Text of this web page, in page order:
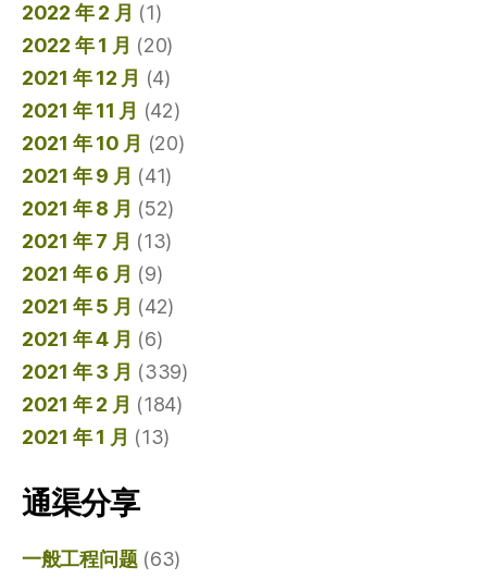
2022 年 2 月 (1)
2022 年 1 月 (20)
2021 年 12 月 (4)
2021 年 11 月 (42)
2021 年 10 月 (20)
2021 年 9 月 (41)
2021 年 8 月 (52)
2021 年 7 月 (13)
2021 年 6 月 (9)
2021 年 5 月 (42)
2021 年 4 月 (6)
2021 年 3 月 (339)
2021 年 2 月 (184)
2021 年 1 月 (13)
通渠分享
一般工程问题(63)